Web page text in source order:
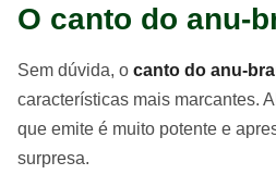
O canto do anu-
Sem dúvida, o canto do anu-
características mais marcantes.
que emite é muito potente e
surpresa.